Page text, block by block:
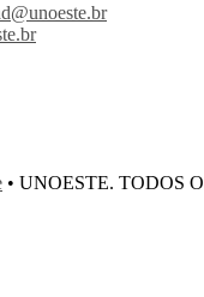
• UNOESTE. TODOS